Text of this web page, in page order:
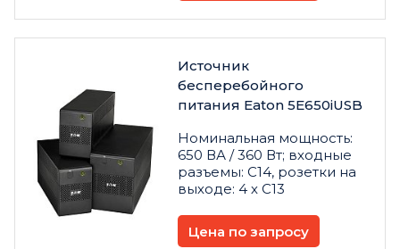
Источник
бесперебойного
питания Eaton 5E650iUSB
Номинальная мощность:
650 ВА / 360 Вт; входные
разъемы: C14, розетки на
выходе: 4 х C13
Цена по запросу